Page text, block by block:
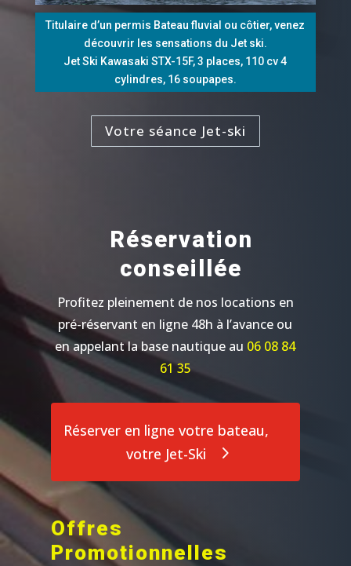
Titulaire d’un permis Bateau fluvial ou côtier, venez
découvrir les sensations du Jet ski.
Jet Ski Kawasaki STX-15F, 3 places, 110 cv 4
cylindres, 16 soupapes.
Votre séance Jet-ski
Réservation
conseillée
Profitez pleinement de nos locations en
pré-réservant en ligne 48h à l’avance ou
en appelant la base nautique au 06 08 84
61 35
Réserver en ligne votre bateau,
votre Jet-Ski
Offres
Promotionnelles